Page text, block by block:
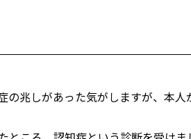
兆しがあった気がしますが、本